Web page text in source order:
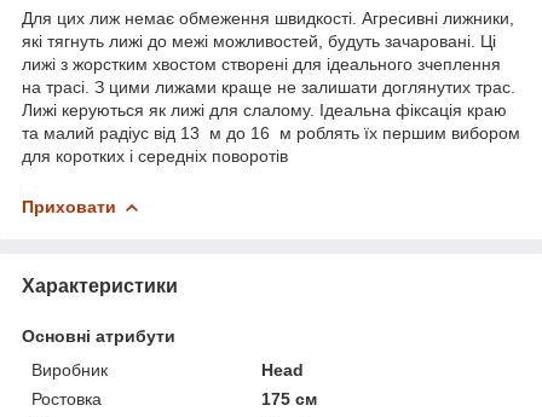
Для цих лиж немає обмеження швидкості. Агресивні лижники,
які тягнуть лижі до межі можливостей, будуть зачаровані. Ці
лижі з жорстким хвостом створені для ідеального зчеплення
на трасі. З цими лижами краще не залишати доглянутих трас.
Лижі керуються як лижі для слалому. Ідеальна фіксація краю
та малий радіус від 13 м до 16 м роблять їх першим вибором
для коротких і середніх поворотів
Приховати
Характеристики
Основні атрибути
Виробник
Head
Ростовка
175 см